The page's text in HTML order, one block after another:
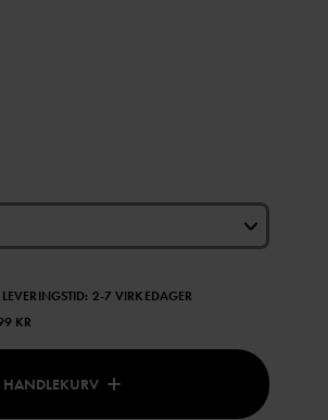
LEVERINGSTID: 2-7 VIRKEDAGER
KR
HANDLEKURV